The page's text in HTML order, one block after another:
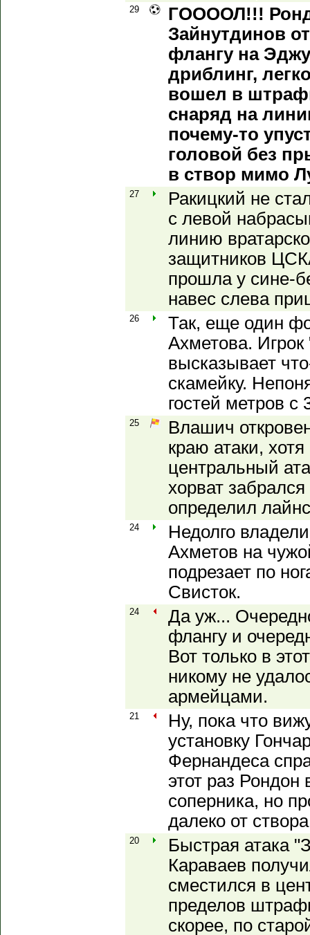
29
ГООООЛ!!!
Зайнутдинов
флангу на
дриблинг,
вошел в
снаряд на
почему-то
головой без
в створ мимо
27
Ракицкий не
с левой
линию
защитников
прошла у сине-
навес слева
26
Так, еще один
Ахметова.
высказывает
скамейку.
гостей метров с
25
Влашич
краю атаки,
центральный
хорват
определил
24
Недолго
Ахметов на
подрезает по
Свисток.
24
Да уж...
флангу и
Вот только в
никому не
армейцами.
21
Ну, пока что
установку
Фернандеса
этот раз
соперника, но
далеко от
20
Быстрая атака
Караваев
сместился в
пределов
скорее, по